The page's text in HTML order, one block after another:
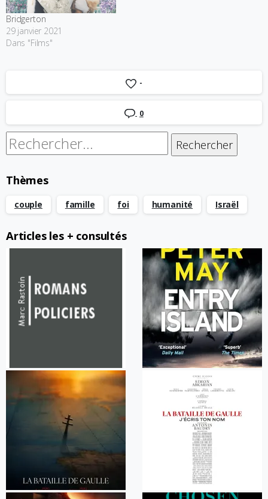
Bridgerton
29 janvier 2021
Dans "Films"
-
0
Rechercher :
Thèmes
couple famille foi humanité Israël
Articles les + consultés